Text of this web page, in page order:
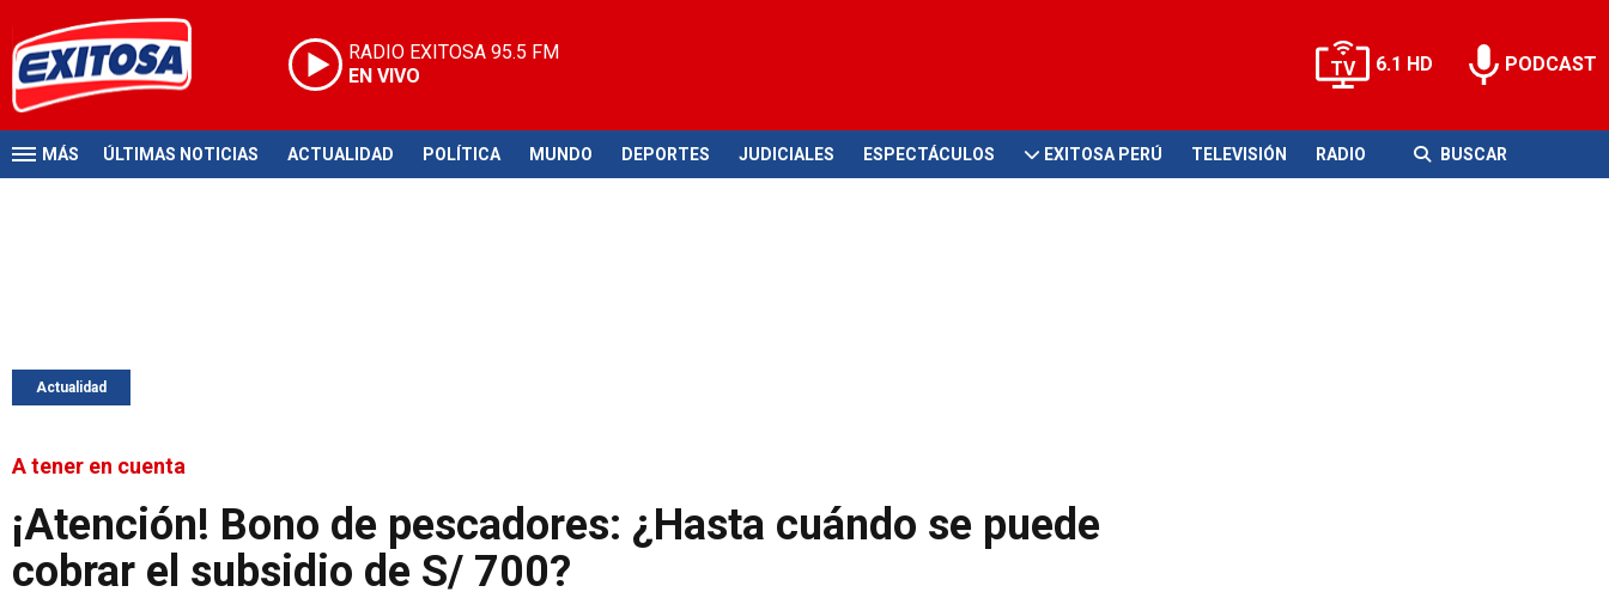
RADIO EXITOSA 95.5 FM
EN VIVO
6.1 HD PODCAST
MÁS ÚLTIMAS NOTICIAS ACTUALIDAD POLÍTICA MUNDO DEPORTES JUDICIALES ESPECTÁCULOS EXITOSA PERÚ TELEVISIÓN RADIO BUSCAR
Actualidad
A tener en cuenta
¡Atención! Bono de pescadores: ¿Hasta cuándo se puede
cobrar el subsidio de S/ 700?